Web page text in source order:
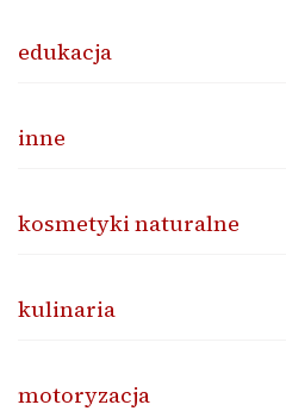
edukacja
inne
kosmetyki naturalne
kulinaria
motoryzacja